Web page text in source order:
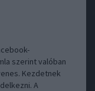
szerint valóban
Kezdetnek
A